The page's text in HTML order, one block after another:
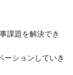
課題を解決でき
ーションしていき